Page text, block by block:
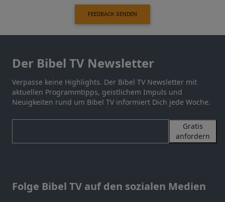
FEEDBACK SENDEN
Der Bibel TV Newsletter
Verpasse keine Highlights. Der Bibel TV Newsletter mit
aktuellen Programmtipps, geistlichem Impuls und
Neuigkeiten rund um Bibel TV informiert Dich jede Woche.
Gratis
anfordern
Folge Bibel TV auf den sozialen Medien